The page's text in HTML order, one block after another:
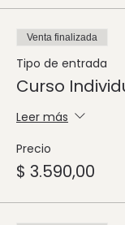
Venta finalizada
Tipo de entrada
Curso
Leer más
Precio
$ 3.590,00